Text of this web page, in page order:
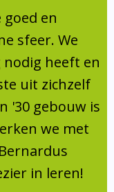
(MR)
en
sfeer. We
heeft en
uit zichzelf
'30 gebouw is
we met
in leren!